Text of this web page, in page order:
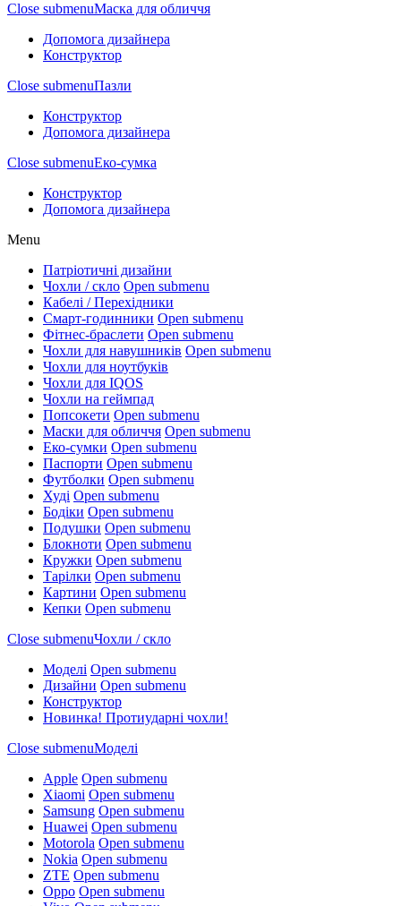
Close submenuМаска для обличчя
Допомога дизайнера
Конструктор
Close submenuПазли
Конструктор
Допомога дизайнера
Close submenuЕко-сумка
Конструктор
Допомога дизайнера
Menu
Патріотичні дизайни
Чохли / скло Open submenu
Кабелі / Перехідники
Смарт-годинники Open submenu
Фітнес-браслети Open submenu
Чохли для навушників Open submenu
Чохли для ноутбуків
Чохли для IQOS
Чохли на геймпад
Попсокети Open submenu
Маски для обличчя Open submenu
Еко-сумки Open submenu
Паспорти Open submenu
Футболки Open submenu
Худі Open submenu
Бодіки Open submenu
Подушки Open submenu
Блокноти Open submenu
Кружки Open submenu
Тарілки Open submenu
Картини Open submenu
Кепки Open submenu
Close submenuЧохли / скло
Моделі Open submenu
Дизайни Open submenu
Конструктор
Новинка! Протиударні чохли!
Close submenuМоделі
Apple Open submenu
Xiaomi Open submenu
Samsung Open submenu
Huawei Open submenu
Motorola Open submenu
Nokia Open submenu
ZTE Open submenu
Oppo Open submenu